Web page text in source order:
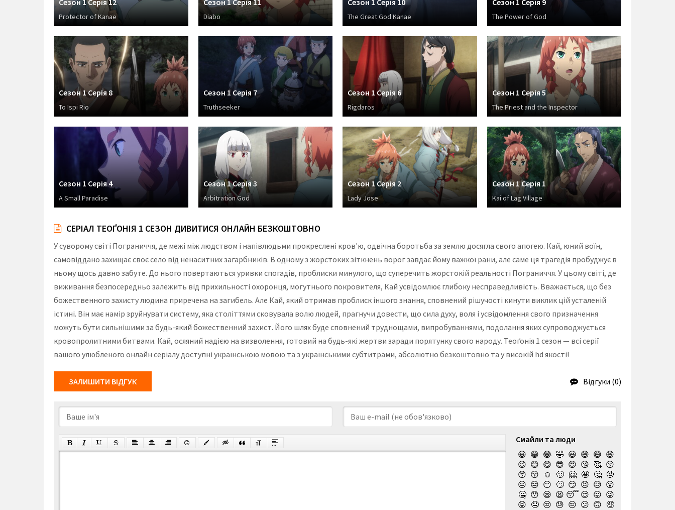
Protector of Kanae Diabo The Great God Kanae The Power of God
Сезон 1 Серія 8
To Ispi Rio
Сезон 1 Серія 7
Truthseeker
Сезон 1 Серія 6
Rigdaros
Сезон 1 Серія 5
The Priest and the Inspector
Сезон 1 Серія 4
A Small Paradise
Сезон 1 Серія 3
Arbitration God
Сезон 1 Серія 2
Lady Jose
Сезон 1 Серія 1
Kai of Lag Village
СЕРІАЛ ТЕОҐОНІЯ 1 СЕЗОН ДИВИТИСЯ ОНЛАЙН БЕЗКОШТОВНО
У суворому світі Пограниччя, де межі між людством і напівлюдьми прокреслені кров'ю, одвічна боротьба за землю досягла свого апогею. Кай, юний воїн,
самовіддано захищає своє село від ненаситних загарбників. В одному з жорстоких зіткнень ворог завдає йому важкої рани, але саме ця трагедія пробуджує в
ньому щось давно забуте. До нього повертаються уривки спогадів, проблиски минулого, що суперечить жорстокій реальності Пограниччя. У цьому світі, де
виживання безпосередньо залежить від прихильності охоронця, могутнього покровителя, Кай усвідомлює глибоку несправедливість. Вважається, що без
божественного захисту людина приречена на загибель. Але Кай, який отримав проблиск іншого знання, сповнений рішучості кинути виклик цій усталеній
істині. Він має намір зруйнувати систему, яка століттями сковувала волю людей, прагнучи довести, що сила духу, воля і усвідомлення свого призначення
можуть бути сильнішими за будь-який божественний захист. Його шлях буде сповнений труднощами, випробуваннями, подолання яких супроводжується
кровопролитними битвами. Кай, осяяний надією на визволення, готовий на будь-які жертви заради порятунку свого народу. Теоґонія 1 сезон — всі серії
вашого улюбленого онлайн серіалу доступні українською мовою та з українськими субтитрами, абсолютно безкоштовно та у високій hd якості!
ЗАЛИШИТИ ВІДГУК Відгуки (0)
Смайли та люди
😀 😁 😂 🤣 😃 😄 😅 😆
😉 😊 😋 😎 😍 😘 🥰 😗
😙 😚 ☺️ 🙂 🤗 🤩 🤔 🤨
😐 😑 😶 🙄 😏 😣 😥 😮
🤐 😯 😪 😫 😴 😌 😛 😜
😝 🤤 😒 😓 😔 😕 🙃 🤑